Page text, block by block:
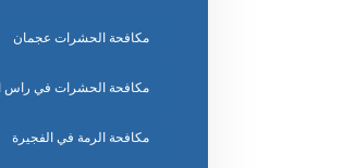
مكافحة الحشرات عجمان
مكافحة الحشرات في راس
مكافحة الرمة في الفجيرة